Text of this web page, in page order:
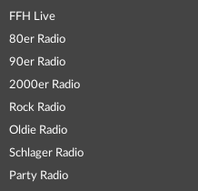
FFH Live
80er Radio
90er Radio
2000er Radio
Rock Radio
Oldie Radio
Schlager Radio
Party Radio